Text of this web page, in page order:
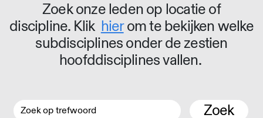
Zoek onze leden op locatie of
discipline. Klik hierom te bekijken welke
subdisciplines onder de zestien
hoofddisciplines vallen.
Zoek